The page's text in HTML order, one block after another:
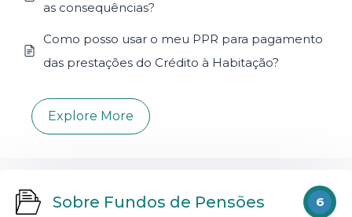
as consequências?
Como posso usar o meu PPR para pagamento
das prestações do Crédito à Habitação?
Explore More
Sobre Fundos de Pensões 6